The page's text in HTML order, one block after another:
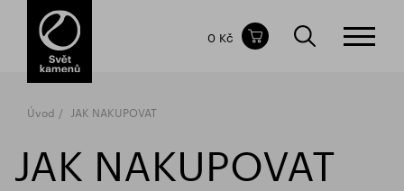
Obsah nákupního košíku
CELKOVÁ CENA
0 Kč
Úvod JAK NAKUPOVAT
JAK NAKUPOVAT